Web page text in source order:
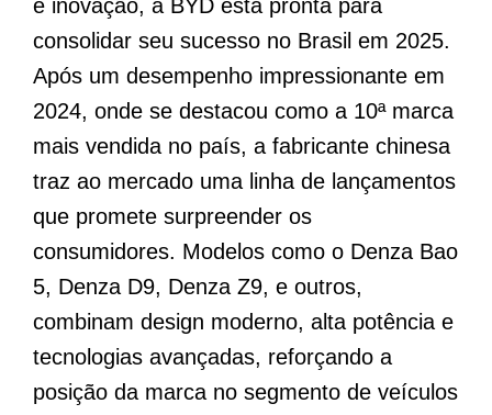
e inovação, a BYD está pronta para
consolidar seu sucesso no Brasil em 2025.
Após um desempenho impressionante em
2024, onde se destacou como a 10ª marca
mais vendida no país, a fabricante chinesa
traz ao mercado uma linha de lançamentos
que promete surpreender os
consumidores. Modelos como o Denza Bao
5, Denza D9, Denza Z9, e outros,
combinam design moderno, alta potência e
tecnologias avançadas, reforçando a
posição da marca no segmento de veículos